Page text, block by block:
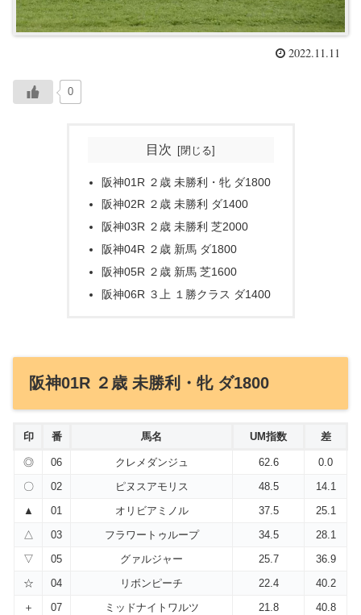
2022.11.11
0
目次
阪神01R ２歳 未勝利・牝 ダ1800
阪神02R ２歳 未勝利 ダ1400
阪神03R ２歳 未勝利 芝2000
阪神04R ２歳 新馬 ダ1800
阪神05R ２歳 新馬 芝1600
阪神06R ３上 １勝クラス ダ1400
阪神01R ２歳 未勝利・牝 ダ1800
印 番 馬名 UM指数 差
◎ 06 クレメダンジュ 62.6
0.0
〇
02 ピヌスアモリス 48.5
14.1
▲
01 オリビアミノル 37.5
25.1
△
03 フラワートゥループ 34.5
28.1
▽
05 グァルジャー 25.7
36.9
☆
04 リボンピーチ 22.4
40.2
＋
07 ミッドナイトワルツ 21.8 40.8